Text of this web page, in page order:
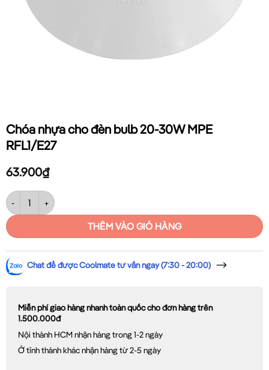
Chóa nhựa cho đèn bulb 20-30W MPE
RFL1/E27
63.900₫
Chóa nhựa cho đèn bulb 20-30W MPE RFL1/E27 số lượng
THÊM VÀO GIỎ HÀNG
Chat để được Coolmate tư vấn ngay (7:30 - 20:00)
Miễn phí giao hàng nhanh toàn quốc cho đơn hàng trên
1.500.000đ
Nội thành HCM nhận hàng trong 1-2 ngày
Ở tỉnh thành khác nhận hàng từ 2-5 ngày